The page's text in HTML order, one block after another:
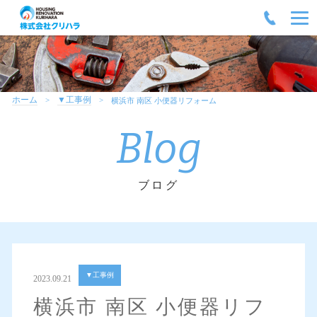
ホーム ▼工事例 横浜市 南区 小便器リフォーム
Blog
ブログ
2023.09.21 ▼工事例
横浜市 南区 小便器リフ